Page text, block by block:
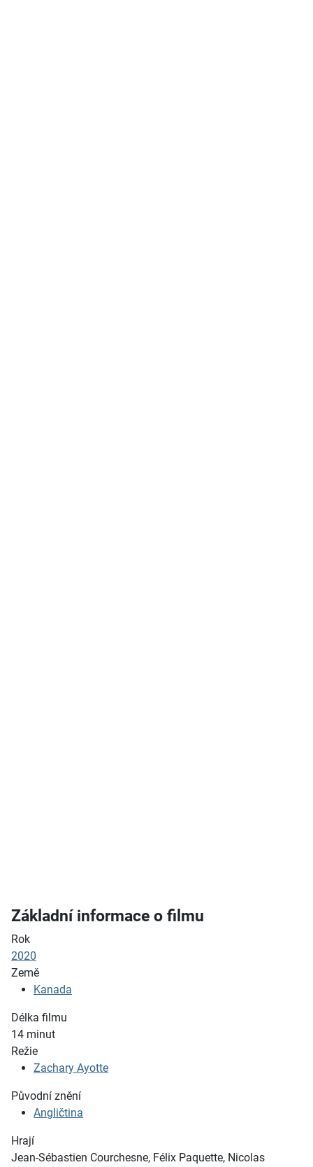
Základní informace o filmu
Rok
2020
Země
Kanada
Délka filmu
14 minut
Režie
Zachary Ayotte
Původní znění
Angličtina
Hrají
Jean-Sébastien Courchesne, Félix Paquette, Nicolas